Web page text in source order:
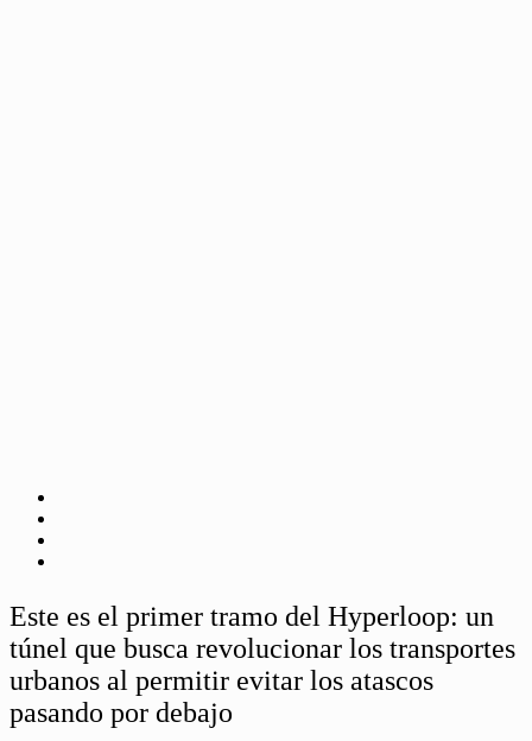
Este es el primer tramo del Hyperloop: un
túnel que busca revolucionar los transportes
urbanos al permitir evitar los atascos
pasando por debajo